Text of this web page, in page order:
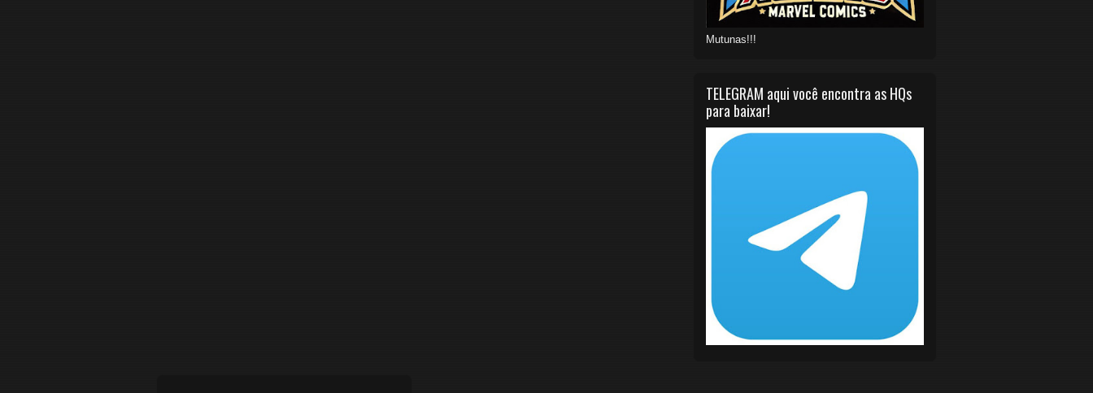
Mutunas!!!
TELEGRAM aqui você encontra as HQs
para baixar!